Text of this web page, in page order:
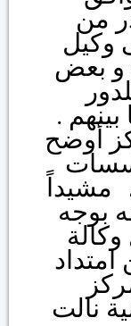
من
وكيل
و بعض
.
أوضح
مشيداً
بوجه
نالت